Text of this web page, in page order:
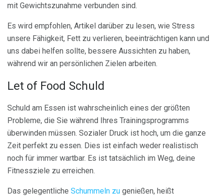
mit Gewichtszunahme verbunden sind.
Es wird empfohlen, Artikel darüber zu lesen, wie Stress
unsere Fähigkeit, Fett zu verlieren, beeinträchtigen kann und
uns dabei helfen sollte, bessere Aussichten zu haben,
während wir an persönlichen Zielen arbeiten.
Let of Food Schuld
Schuld am Essen ist wahrscheinlich eines der größten
Probleme, die Sie während Ihres Trainingsprogramms
überwinden müssen. Sozialer Druck ist hoch, um die ganze
Zeit perfekt zu essen. Dies ist einfach weder realistisch
noch für immer wartbar. Es ist tatsächlich im Weg, deine
Fitnessziele zu erreichen.
Das gelegentliche Schummeln zu genießen, heißt